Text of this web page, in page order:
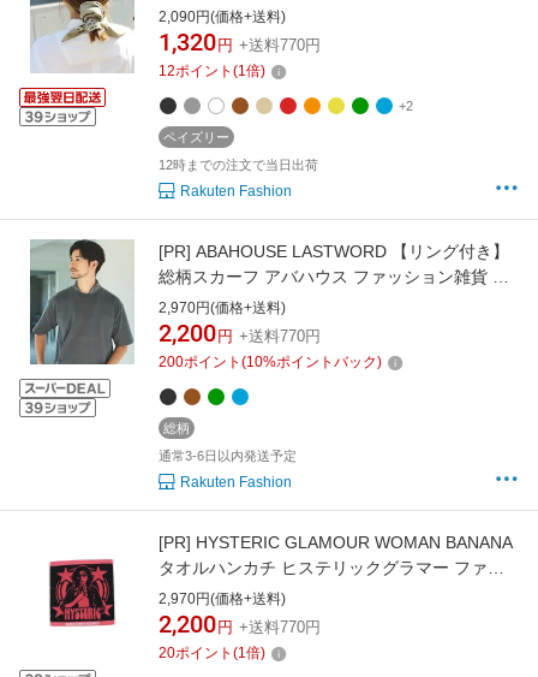
ファッション雑貨 スカーフ・バンダナ ブラッ
ク グリーン イエロー ホワイト ベージュ ブルー
グレー レッド パープル オレンジ ネイビー ブラ
2,090円(価格+送料)
1,320 円 +送料770円
12ポイント (1倍)
+2
ペイズリー
12時までの注文で当日出荷
Rakuten Fashion
[PR] ABAHOUSE LASTWORD 【リング付き】
総柄スカーフ アバハウス ファッション雑貨 ス
カーフ・バンダナ ブラック ブラウン グリーン
ブルー
2,970円(価格+送料)
2,200 円 +送料770円
200ポイント (10%ポイントバック)
総柄
通常3-6日以内発送予定
Rakuten Fashion
[PR] HYSTERIC GLAMOUR WOMAN BANANA
タオルハンカチ ヒステリックグラマー ファッ
ション雑貨 スカーフ・バンダナ グリーン ブラ
ック ピンク
2,970円(価格+送料)
2,200 円 +送料770円
20ポイント (1倍)